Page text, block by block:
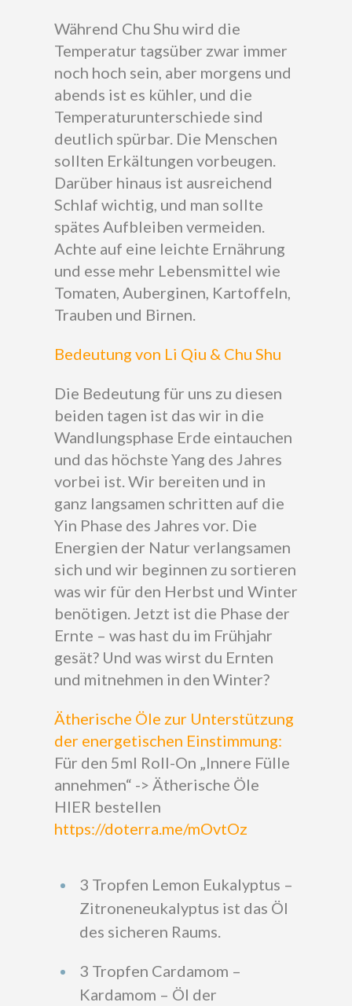
Während Chu Shu wird die
Temperatur tagsüber zwar immer
noch hoch sein, aber morgens und
abends ist es kühler, und die
Temperaturunterschiede sind
deutlich spürbar. Die Menschen
sollten Erkältungen vorbeugen.
Darüber hinaus ist ausreichend
Schlaf wichtig, und man sollte
spätes Aufbleiben vermeiden.
Achte auf eine leichte Ernährung
und esse mehr Lebensmittel wie
Tomaten, Auberginen, Kartoffeln,
Trauben und Birnen.
Bedeutung von Li Qiu & Chu Shu
Die Bedeutung für uns zu diesen
beiden tagen ist das wir in die
Wandlungsphase Erde eintauchen
und das höchste Yang des Jahres
vorbei ist. Wir bereiten und in
ganz langsamen schritten auf die
Yin Phase des Jahres vor. Die
Energien der Natur verlangsamen
sich und wir beginnen zu sortieren
was wir für den Herbst und Winter
benötigen. Jetzt ist die Phase der
Ernte – was hast du im Frühjahr
gesät? Und was wirst du Ernten
und mitnehmen in den Winter?
Ätherische Öle zur Unterstützung
der energetischen Einstimmung:
Für den 5ml Roll-On „Innere Fülle
annehmen“ -> Ätherische Öle
HIER bestellen
https://doterra.me/mOvtOz
3 Tropfen Lemon Eukalyptus –
Zitroneneukalyptus ist das Öl
des sicheren Raums.
3 Tropfen Cardamom –
Kardamom – Öl der